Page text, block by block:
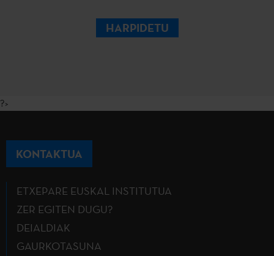
HARPIDETU
?>
KONTAKTUA
ETXEPARE EUSKAL INSTITUTUA
ZER EGITEN DUGU?
DEIALDIAK
GAURKOTASUNA